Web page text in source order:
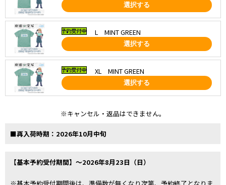
選択する
L MINT GREEN
選択する
XL MINT GREEN
選択する
※キャンセル・返品はできません。
■再入荷時期：2026年10月中旬
【基本予約受付期間】～2026年8月23日（日）